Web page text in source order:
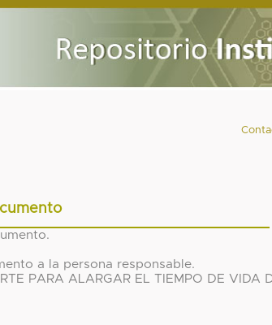
a la persona responsable.
PARA ALARGAR EL TIEMPO DE VIDA